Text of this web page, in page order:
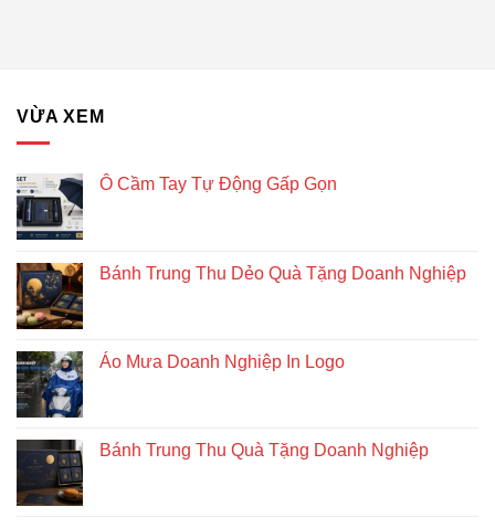
VỪA XEM
Ô Cầm Tay Tự Động Gấp Gọn
Bánh Trung Thu Dẻo Quà Tặng Doanh Nghiệp
Áo Mưa Doanh Nghiệp In Logo
Bánh Trung Thu Quà Tặng Doanh Nghiệp